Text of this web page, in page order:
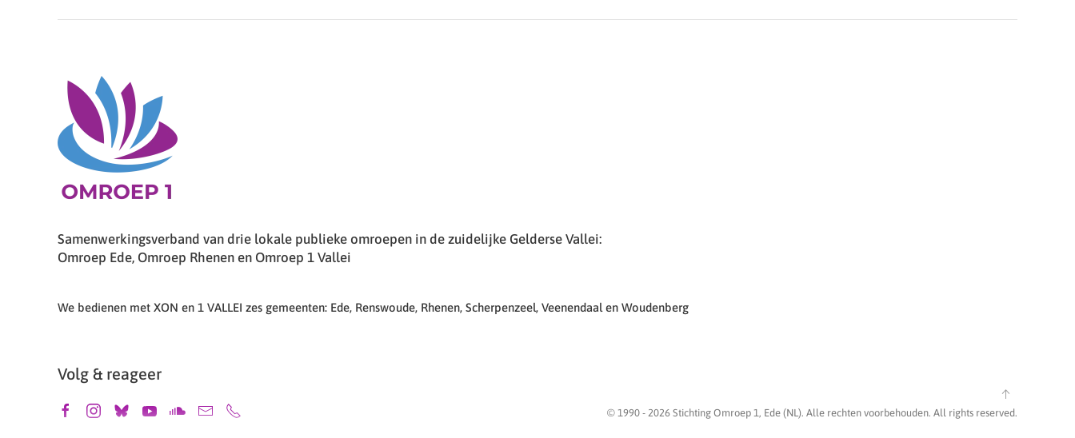
Samenwerkingsverband van drie lokale publieke omroepen in de zuidelijke Gelderse Vallei:
Omroep Ede, Omroep Rhenen en Omroep 1 Vallei
We bedienen met XON en 1 VALLEI zes gemeenten: Ede, Renswoude, Rhenen, Scherpenzeel, Veenendaal en Woudenberg
Volg & reageer
© 1990 - 2026 Stichting Omroep 1, Ede (NL). Alle rechten voorbehouden. All rights reserved.